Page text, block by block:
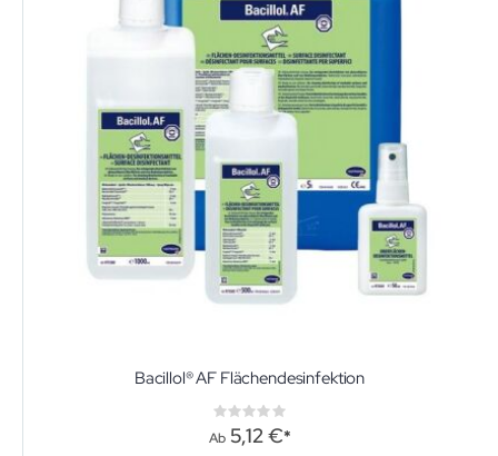
Bacillol® AF Flächendesinfektion
Rating:
0%
Ab 5,12 €